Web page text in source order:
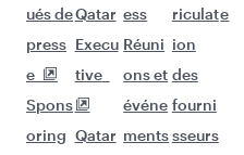
ués de
press
e
Spons
oring
Qatar
Execu
tive
Qatar
ess
Réuni
ons et
événe
ments
riculat
ion
des
fourni
sseurs
e